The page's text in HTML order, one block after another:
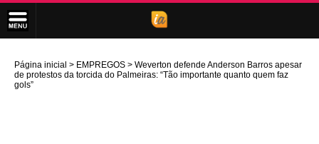
Página inicial EMPREGOS
Weverton defende Anderson Barros apesar
de protestos da torcida do Palmeiras: “Tão importante quanto quem faz
gols”